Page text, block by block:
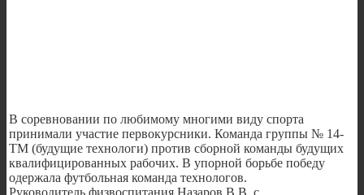
В соревновании по любимому многими виду спорта
принимали участие первокурсники. Команда группы № 14-
ТМ (будущие технологи) против сборной команды будущих
квалифицированных рабочих. В упорной борьбе победу
одержала футбольная команда технологов.
Руководитель физвоспитания Назаров В.В. с